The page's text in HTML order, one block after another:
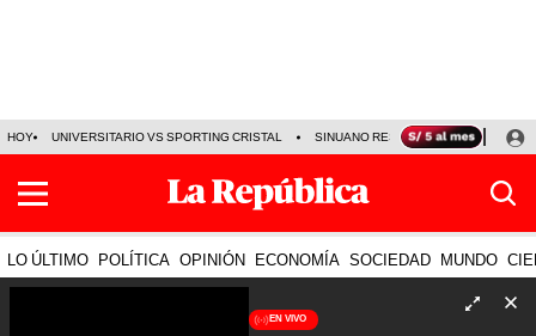
HOY UNIVERSITARIO VS SPORTING CRISTAL SINUANO RESULTADOS HOY
LO ÚLTIMO POLÍTICA OPINIÓN ECONOMÍA SOCIEDAD MUNDO
EN VIVO